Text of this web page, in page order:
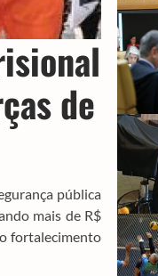
de
pública
mais de R$
fortalecimento